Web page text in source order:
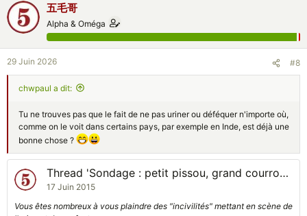
五毛哥
Alpha & Oméga
29 Juin 2026 #8
chwpaul a dit:
Tu ne trouves pas que le fait de ne pas uriner ou déféquer n'importe où,
comme on le voit dans certains pays, par exemple en Inde, est déjà une
bonne chose ?
Thread 'Sondage : petit pissou, grand courroux'
17 Juin 2015
Vous êtes nombreux à vous plaindre des "incivilités" mettant en scène de